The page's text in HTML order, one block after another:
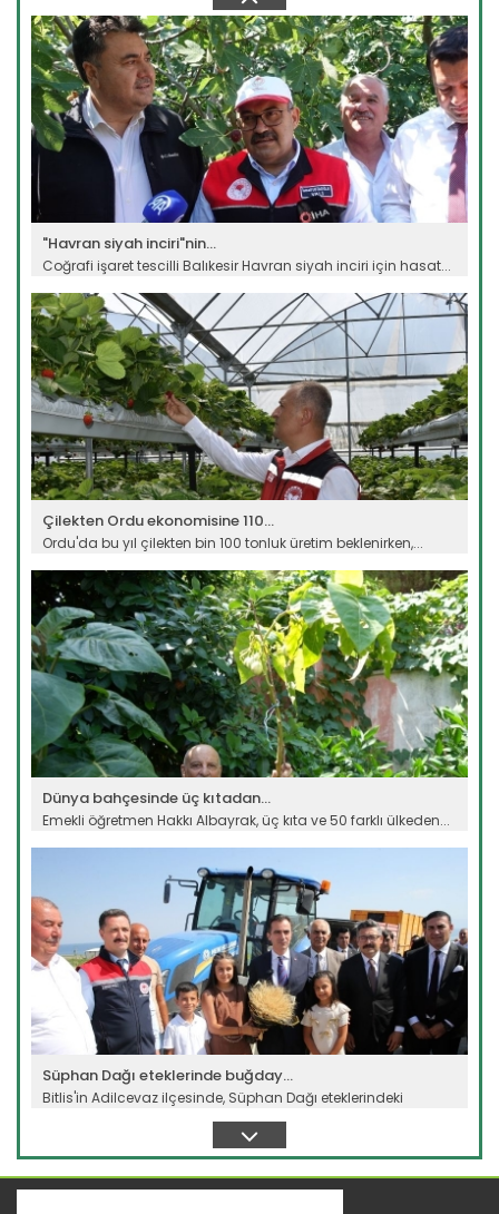
Devamını Oku ->
"Havran siyah inciri"nin...
Coğrafi işaret tescilli Balıkesir Havran siyah inciri için hasat...
Devamını Oku ->
Çilekten Ordu ekonomisine 110...
Ordu'da bu yıl çilekten bin 100 tonluk üretim beklenirken,...
Devamını Oku ->
Dünya bahçesinde üç kıtadan...
Emekli öğretmen Hakkı Albayrak, üç kıta ve 50 farklı ülkeden...
Devamını Oku ->
Süphan Dağı eteklerinde buğday...
Bitlis'in Adilcevaz ilçesinde, Süphan Dağı eteklerindeki